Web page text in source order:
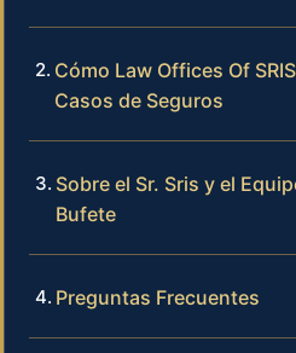
Cómo Law Offices Of
Casos de Seguros
Sobre el Sr. Sris y el
Bufete
Preguntas Frecuentes